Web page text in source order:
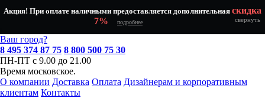
Акция! При оплате наличными предоставляется дополнительная скидка
7%
подробнее свернуть
Ваш город?
8 495 374 87 75 8 800 500 75 30
ПН-ПТ с 9.00 до 21.00
Время московское.
О компании Доставка Оплата Дизайнерам и корпоративным
клиентам Контакты